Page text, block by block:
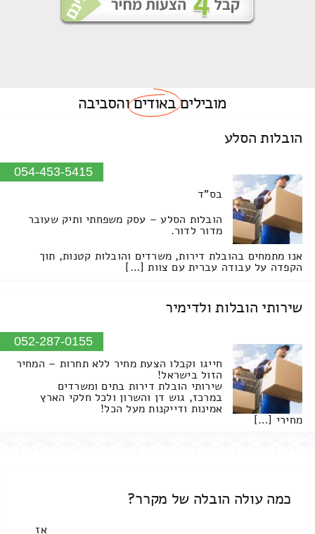
מוביליםבאודיםוהסביבה
הובלות הסלע
054-453-5415
בס"ד
הובלות הסלע – עסק משפחתי ותיק שעובר
מדור לדור.
אנו מתמחים בהובלת דירות, משרדים והובלות קטנות, תוך
הקפדה על עבודה עברית עם צוות […]
שירותי הובלות ולדימיר
052-287-0155
חייגו וקבלו הצעת מחיר ללא תחרות – המחיר
הזול בישראל!
שירותי הובלת דירות בתים ומשרדים
במרכז, גוש דן והשרון ולכל חלקי הארץ
אמינות ודייקנות מעל הכל!
מחירי […]
כמה עולה הובלה של מקרר?
אז